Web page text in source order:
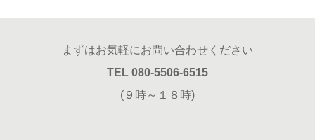
まずはお気軽にお問い合わせください
TEL 080-5506-6515
(９時～１８時)